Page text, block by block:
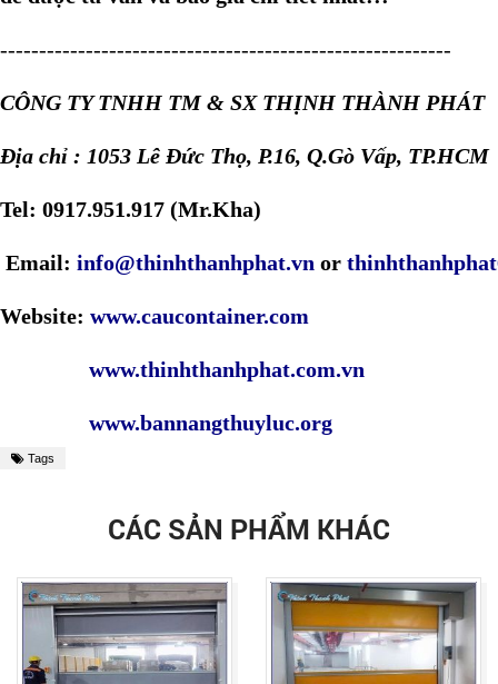
----------------------------------------------------------
CÔNG TY TNHH TM & SX THỊNH THÀNH PHÁT
Địa chỉ : 1053 Lê Đức Thọ, P.16, Q.Gò Vấp, TP.HCM
Tel: 0917.951.917 (Mr.Kha)
Email: info@thinhthanhphat.vn or
Website: www.caucontainer.com
www.thinhthanhphat.com.vn
www.bannangthuyluc.org
Tags
CÁC SẢN PHẨM KHÁC